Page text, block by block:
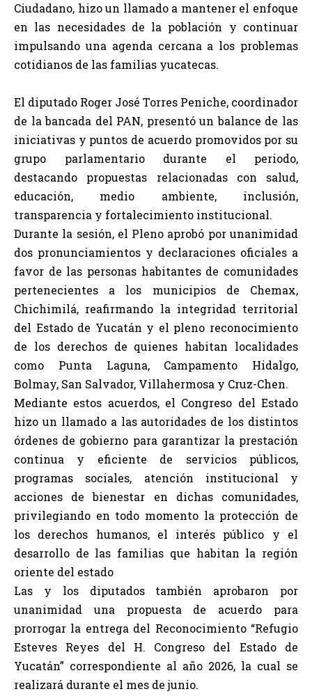
Ciudadano, hizo un llamado a mantener el enfoque
en las necesidades de la población y continuar
impulsando una agenda cercana a los problemas
cotidianos de las familias yucatecas.
El diputado Roger José Torres Peniche, coordinador
de la bancada del PAN, presentó un balance de las
iniciativas y puntos de acuerdo promovidos por su
grupo parlamentario durante el periodo,
destacando propuestas relacionadas con salud,
educación, medio ambiente, inclusión,
transparencia y fortalecimiento institucional.
Durante la sesión, el Pleno aprobó por unanimidad
dos pronunciamientos y declaraciones oficiales a
favor de las personas habitantes de comunidades
pertenecientes a los municipios de Chemax,
Chichimilá, reafirmando la integridad territorial
del Estado de Yucatán y el pleno reconocimiento
de los derechos de quienes habitan localidades
como Punta Laguna, Campamento Hidalgo,
Bolmay, San Salvador, Villahermosa y Cruz-Chen.
Mediante estos acuerdos, el Congreso del Estado
hizo un llamado a las autoridades de los distintos
órdenes de gobierno para garantizar la prestación
continua y eficiente de servicios públicos,
programas sociales, atención institucional y
acciones de bienestar en dichas comunidades,
privilegiando en todo momento la protección de
los derechos humanos, el interés público y el
desarrollo de las familias que habitan la región
oriente del estado
Las y los diputados también aprobaron por
unanimidad una propuesta de acuerdo para
prorrogar la entrega del Reconocimiento “Refugio
Esteves Reyes del H. Congreso del Estado de
Yucatán” correspondiente al año 2026, la cual se
realizará durante el mes de junio.